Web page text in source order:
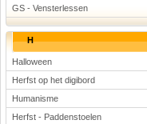
GS - Vensterlessen
H
Halloween
Herfst op het digibord
Humanisme
Herfst - Paddenstoelen